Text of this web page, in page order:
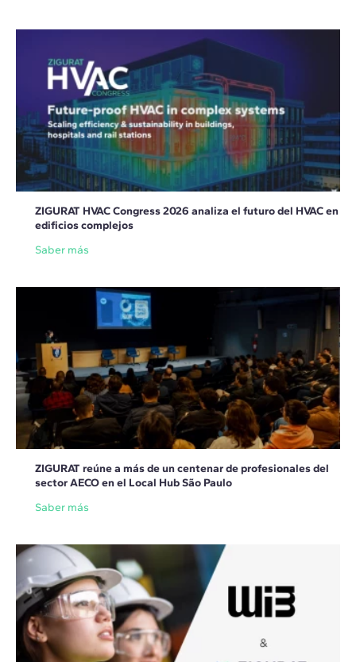
ZIGURAT HVAC Congress 2026 analiza el futuro del HVAC en
edificios complejos
Saber más
ZIGURAT reúne a más de un centenar de profesionales del
sector AECO en el Local Hub São Paulo
Saber más